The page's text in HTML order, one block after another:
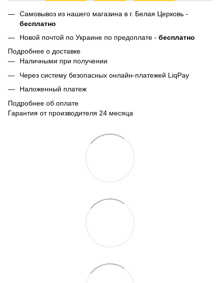
Самовывоз из нашего магазина в г. Белая Церковь -
бесплатно
Новой почтой по Украине по предоплате - бесплатно
Подробнее о доставке
Наличными при получении
Через систему безопасных онлайн-платежей LiqPay
Наложенный платеж
Подробнее об оплате
Гарантия от производителя 24 месяца